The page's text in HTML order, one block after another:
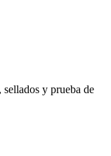
y prueba de